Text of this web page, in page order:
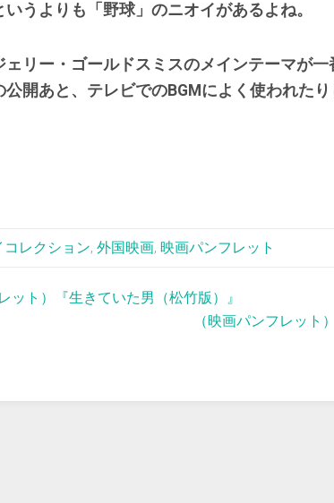
うよりも「野球」のニオイがあるよね。
ェリー・ゴールドスミスのメインテーマが
開あと、テレビでのBGMによく使われたり
コレクション, 外国映画, 映画パンフレット
ット）『生きていた男（松竹版）』
（映画パンフレット